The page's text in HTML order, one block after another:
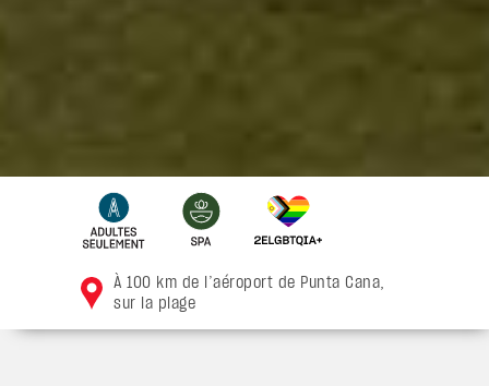
À 100 km de l’aéroport de Punta Cana,
sur la plage